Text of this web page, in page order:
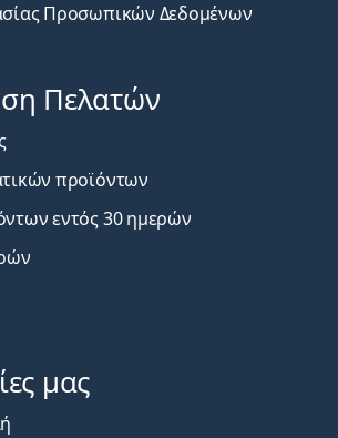
Προσωπικών Δεδομένων
Πελατών
προϊόντων
εντός 30 ημερών
μας